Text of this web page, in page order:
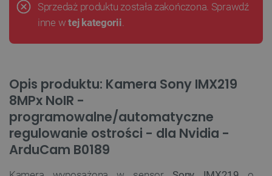
Sprzedaż produktu została zakończona. Sprawdź
inne wtej kategorii.
Opis produktu: Kamera Sony IMX219
8MPx NoIR -
programowalne/automatyczne
regulowanie ostrości - dla Nvidia -
ArduCam B0189